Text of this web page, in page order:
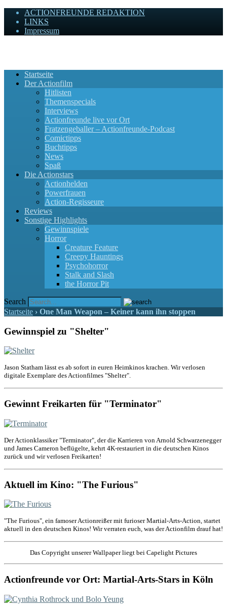
ACTIONFREUNDE REDAKTION
LINKS
Impressum
Startseite
Der Actionfilm
Hitlisten
Themenspecials
Interviews
Actionfreunde live vor Ort
Fratzengeballer – Actionfreunde-Podcast
Comictipps
Buchtipps
News
Spaß
Die Actionstars
Actionhelden
Powerfrauen
Action-Regisseure
Reviews
Sonstige Highlights
Gewinnspiele
Horror
Creature Feature
Creepy Hauntings
Psychohorror
Stalk and Slash
the Horror Pit
Search
Startseite › One Man Weapon – Keiner kann ihn stoppen
Gewinnspiel zu "Shelter"
Jason Statham lässt es ab sofort in euren Heimkinos krachen. Wir verlosen
digitale Exemplare des Actionfilmes "Shelter".
Gewinnt Freikarten für "Terminator"
Der Actionklassiker "Terminator", der die Karrieren von Arnold Schwarzenegger
und James Cameron beflügelte, kehrt 4K-restauriert in die deutschen Kinos
zurück und wir verlosen Freikarten!
Aktuell im Kino: "The Furious"
"The Furious", ein famoser Actionreißer mit furioser Martial-Arts-Action, startet
aktuell in den deutschen Kinos! Wir verraten euch, was der Actionfilm drauf hat!
Das Copyright unserer Wallpaper liegt bei Capelight Pictures
Actionfreunde vor Ort: Martial-Arts-Stars in Köln